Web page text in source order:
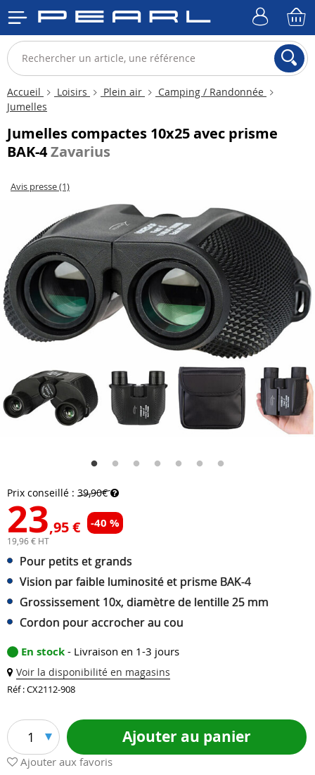
Accueil Loisirs Plein air
Camping / Randonnée
Jumelles
Jumelles compactes 10x25 avec prisme
BAK-4Zavarius
Avis presse (1)
Prix conseillé : 39,90€
23,95 € -40 %
19,96 € HT
Pour petits et grands
Vision par faible luminosité et prisme BAK-4
Grossissement 10x, diamètre de lentille 25 mm
Cordon pour accrocher au cou
En stock - Livraison en 1-3 jours
Voir la disponibilité en magasins
Réf : CX2112-908
1 Ajouter au panier
Ajouter aux favoris